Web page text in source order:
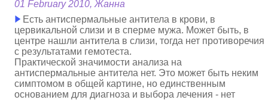
01 February 2010, Жанна
Есть антиспермальные антитела в крови, в
цервикальной слизи и в сперме мужа. Может быть, в
центре нашли антитела в слизи, тогда нет противоречия
с результатами гемотеста.
Практической значимости анализа на
антиспермальные антитела нет. Это может быть неким
симптомом в общей картине, но единственным
основанием для диагноза и выбора лечения - нет